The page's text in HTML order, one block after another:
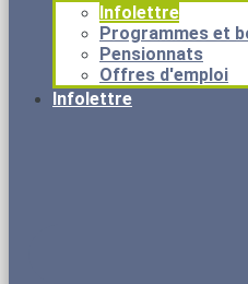
Infolettre
Programmes et
Pensionnats
Offres d'emploi
Infolettre